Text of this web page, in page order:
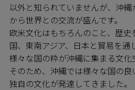
以外と知られていませんが、沖縄
から世界との交流が盛んです。
欧米文化はもちろんのこと、歴史
国、東南アジア、日本と貿易を通
様々な国の粋が沖縄に集まる文化
そのため、沖縄では様々な国の
独自の文化が発達してきました。